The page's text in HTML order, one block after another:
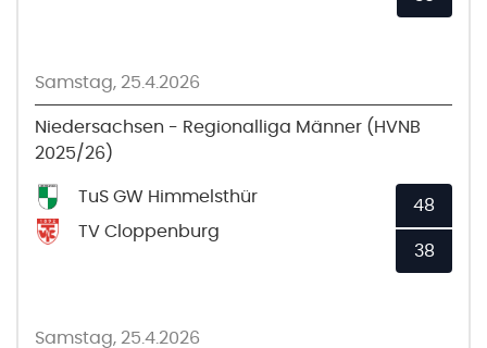
Samstag, 25.4.2026
Niedersachsen - Regionalliga Männer (HVNB
2025/26)
TuS GW Himmelsthür
TV Cloppenburg
48
38
Samstag, 25.4.2026